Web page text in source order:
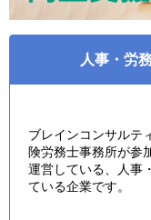
人事・労
ブレインコンサルテ
険労務士事務所が参
運営している、人事
ている企業です。